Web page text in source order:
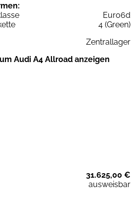
Euro6d
4 (Green)
Zentrallager
Audi A4 Allroad anzeigen
31.625,00 €
ausweisbar